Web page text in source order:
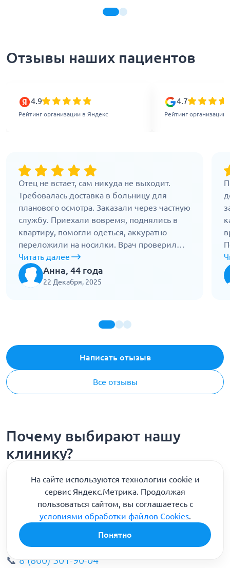
Отзывы наших пациентов
4.9
Рейтинг организации в Яндекс
4.7
Рейтинг организации
Отец не встает, сам никуда не выходит.
Требовалась доставка в больницу для
планового осмотра. Заказали через частную
службу. Приехали вовремя, поднялись в
квартиру, помогли одеться, аккуратно
переложили на носилки. Врач проверил
давление, все контролировал по дороге.
После осмотра также вернули домой,
уложили в кровать. Спокойно, без лишних
Читать далее
Анна, 44 года
22 Декабря, 2025
Написать отызыв
Все отзывы
Почему выбирают нашу
клинику?
Честные цены без скрытых переплат,
опытные врачи и оперативная помощь 24/7
✅ Строгая анонимность и уважение к
каждому пациенту
📞 8 (800) 301-90-04
На сайте используются технологии cookie и
сервис Яндекс.Метрика. Продолжая
пользоваться сайтом, вы соглашаетесь с
условиями обработки файлов Cookies.
Понятно